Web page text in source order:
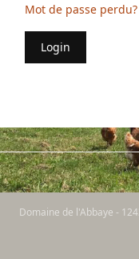
Mot de passe perdu?
Login
Domaine de l'Abbaye -